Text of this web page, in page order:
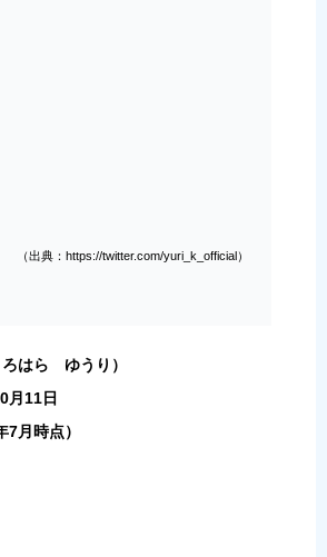
（出典：https://twitter.com/yuri_k_official）
はら ゆうり）
月11日
月時点）